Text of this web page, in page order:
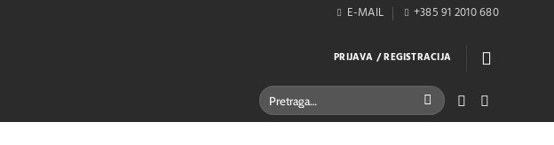
E-MAIL +385 91 2010 680
PRIJAVA / REGISTRACIJA
Pretraži: